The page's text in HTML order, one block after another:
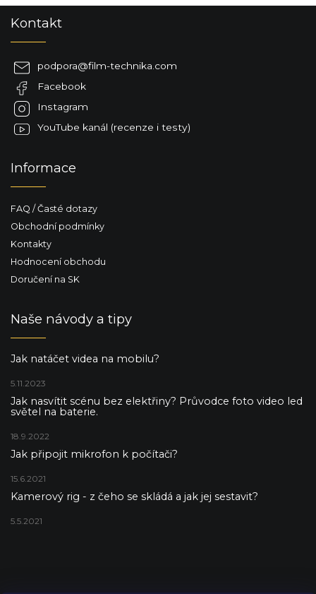
Kontakt
podpora@film-technika.com
Facebook
Instagram
YouTube kanál (recenze i testy)
Informace
FAQ / Časté dotazy
Obchodní podmínky
Kontakty
Hodnocení obchodu
Doručení na SK
Naše návody a tipy
Jak natáčet videa na mobilu?
5.11.2023
Jak nasvítit scénu bez elektřiny? Průvodce foto video led
světel na baterie.
18.9.2022
Jak připojit mikrofon k počítači?
15.6.2021
Kamerový rig - z čeho se skládá a jak jej sestavit?
5.5.2021